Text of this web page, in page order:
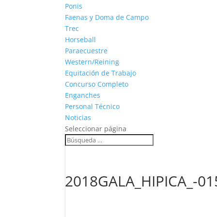
Ponis
Faenas y Doma de Campo
Trec
Horseball
Paraecuestre
Western/Reining
Equitación de Trabajo
Concurso Completo
Enganches
Personal Técnico
Noticias
Seleccionar página
2018GALA_HIPICA_-